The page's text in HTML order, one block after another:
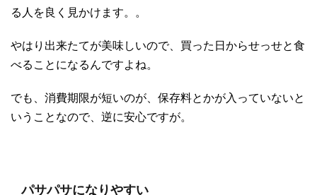
る人を良く見かけます。。
やはり出来たてが美味しいので、買った日からせっせと食
べることになるんですよね。
でも、消費期限が短いのが、保存料とかが入っていないと
いうことなので、逆に安心ですが。
パサパサになりやすい